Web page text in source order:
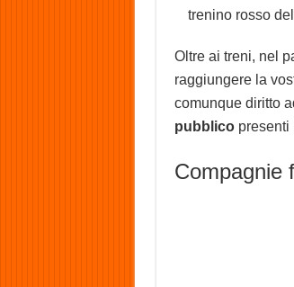
trenino rosso
Oltre ai treni, nel
raggiungere la
comunque diritto
pubblicopresenti
Compagnie